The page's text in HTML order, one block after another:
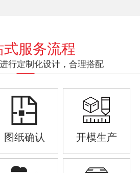
服务流程
行定制化设计，合理搭配
图纸确认 开模生产